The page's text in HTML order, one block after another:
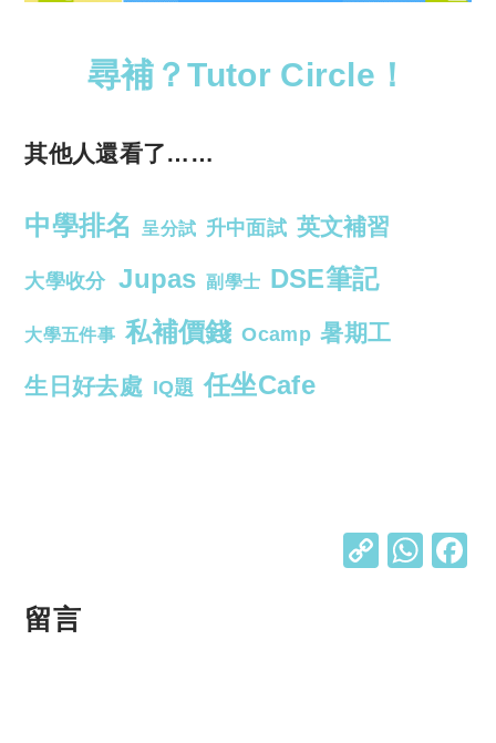
尋補？Tutor Circle！
其他人還看了……
中學排名 呈分試 升中面試 英文補習
大學收分 Jupas 副學士 DSE筆記
大學五件事 私補價錢 Ocamp 暑期工
生日好去處 IQ題 任坐Cafe
C W
留言